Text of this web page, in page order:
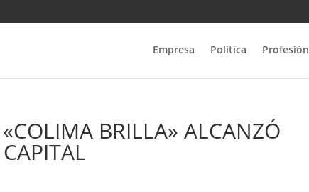
Empresa Política Profesión
BRILLA» ALCANZÓ